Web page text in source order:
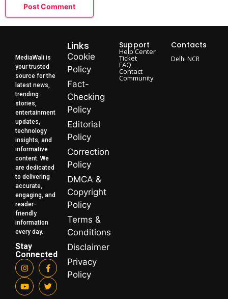
MediaWali is
your trusted
source for the
latest news,
trending
stories,
entertainment
updates,
technology
insights, and
informative
content. We
are dedicated
to delivering
accurate,
engaging, and
reader-
friendly
information
every day.
Stay
Connected
Links
Cookie
Policy
Fact-
Checking
Policy
Editorial
Policy
Correction
Policy
DMCA &
Copyright
Policy
Terms &
Conditions
Disclaimer
Privacy
Policy
Support
Help Center
Ticket
FAQ
Contact
Community
Contacts
Delhi NCR